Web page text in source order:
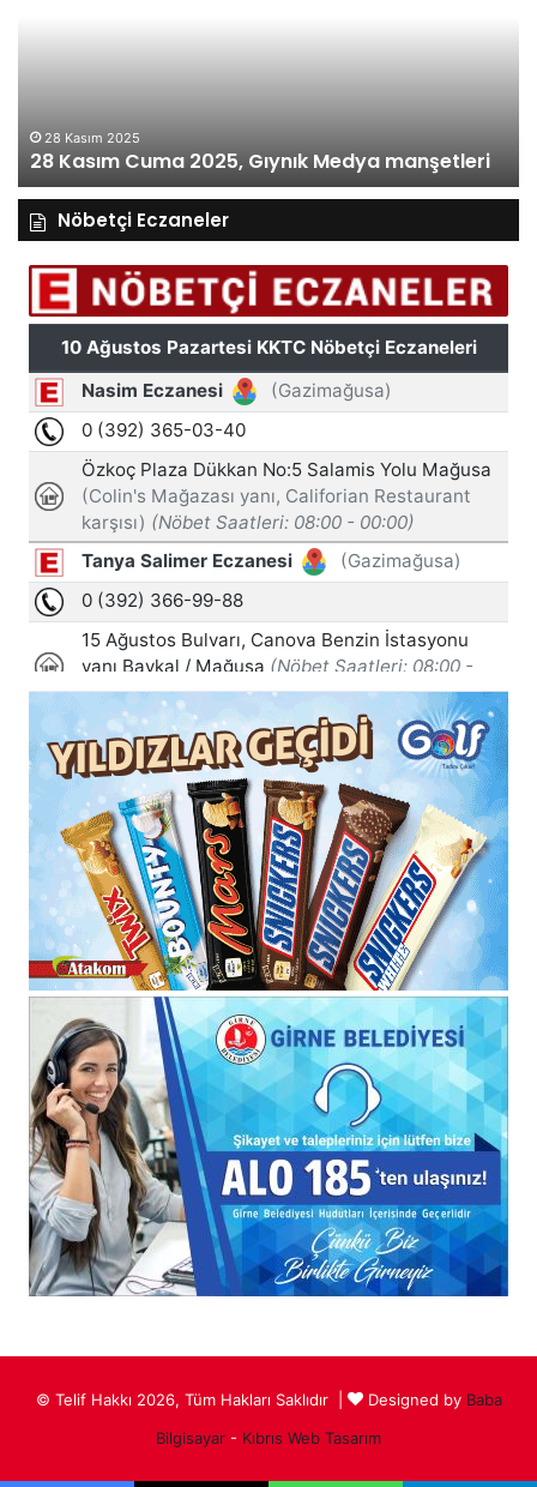
2025
Cuma 2025, Gıynık Medya manşetleri
Nöbetçi Eczaneler
© Telif Hakkı 2026, Tüm Hakları Saklıdır | Designed by Baba
Bilgisayar - Kıbrıs Web Tasarım